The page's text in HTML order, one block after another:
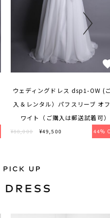
ウェディングドレス dsp1-OW (
入＆レンタル）パフスリーブ オ
ワイト（ご購入は郵送試着可）
¥88,000 ¥49,500 44%